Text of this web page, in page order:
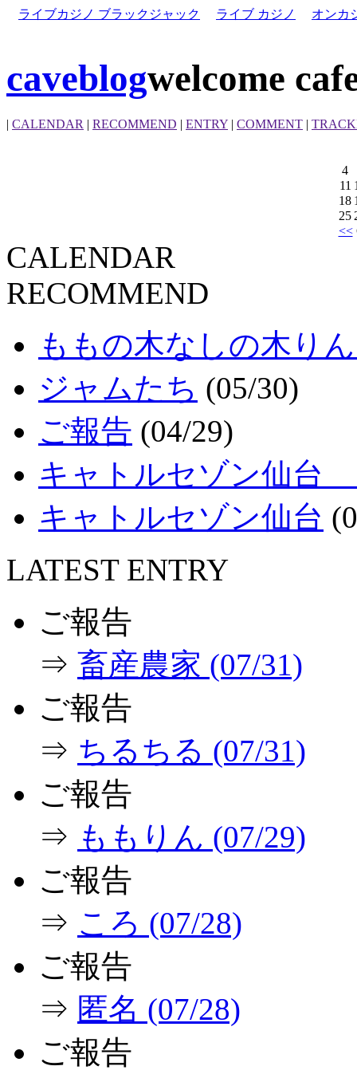
ライブカジノ ブラックジャック ライブ カジノ オンカ
caveblogwelcome
| CALENDAR | RECOMMEND | ENTRY | COMMENT |
4
11
18
25
<<
CALENDAR
RECOMMEND
ももの木なしの木り
ジャムたち (05/30)
ご報告 (04/29)
キャトルセゾン仙台
キャトルセゾン仙台
LATEST ENTRY
ご報告
⇒ 畜産農家 (07/31)
ご報告
⇒ ちるちる (07/31)
ご報告
⇒ ももりん (07/29)
ご報告
⇒ ころ (07/28)
ご報告
⇒ 匿名 (07/28)
ご報告